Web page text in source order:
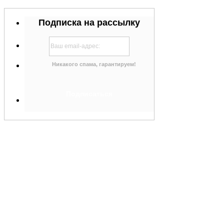
Подписка на рассылку
Никакого спама, гарантируем!